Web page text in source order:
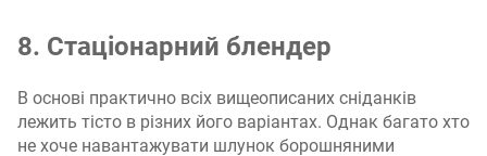
8. Стаціонарний блендер
В основі практично всіх вищеописаних сніданків
лежить тісто в різних його варіантах. Однак багато хто
не хоче навантажувати шлунок борошняними